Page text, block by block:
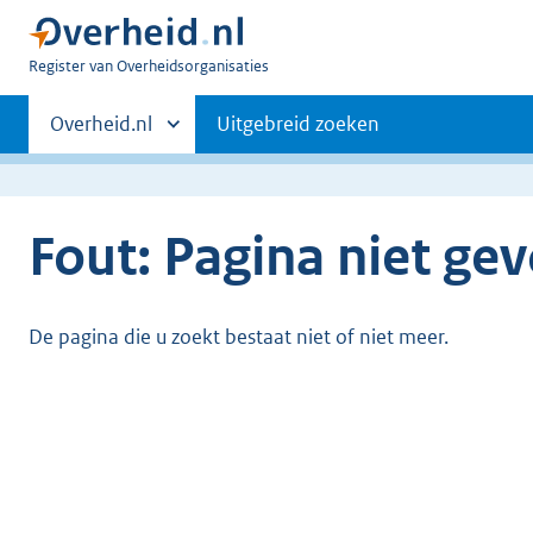
U
Register van Overheidsorganisaties
Primaire
navigatie
Andere
sites
Overheid.nl Uitgebreid zoeken
Fout: Pagina niet
De pagina die u zoekt bestaat niet of niet meer.